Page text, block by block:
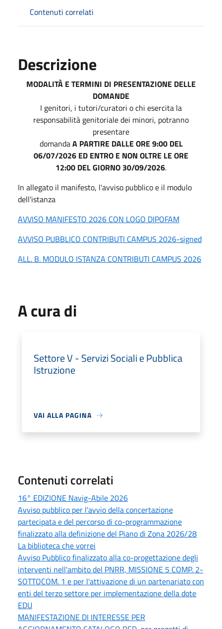
Contenuti correlati
Descrizione
MODALITÀ E TERMINI DI PRESENTAZIONE DELLE
DOMANDE
I genitori, i tutori/curatori o chi esercita la
responsabilità genitoriale dei minori, potranno
presentare
domandaA PARTIRE DALLE ORE 9:00 DEL
06/07/2026 ED ENTRO E NON OLTRE LE ORE
12:00 DEL GIORNO 30/09/2026.
In allegato il manifesto, l'avviso pubblico e il modulo
dell'istanza
AVVISO MANIFESTO 2026 CON LOGO DIPOFAM
AVVISO PUBBLICO CONTRIBUTI CAMPUS 2026-signed
ALL. B. MODULO ISTANZA CONTRIBUTI CAMPUS 2026
A cura di
Settore V - Servizi Sociali e Pubblica
Istruzione
VAI ALLA PAGINA
Contenuti correlati
16° EDIZIONE Navig-Abile 2026
Avviso pubblico per l'avvio della concertazione
partecipata e del percorso di co-programmazione
finalizzato alla definizione del Piano di Zona 2026/28
La biblioteca che vorrei
Avviso Pubblico finalizzato alla co-progettazione degli
interventi nell'ambito del PNRR, MISSIONE 5 COMP. 2-
SOTTOCOM. 1 e per l'attivazione di un partenariato con
enti del terzo settore per implementazione della dote
EDU
MANIFESTAZIONE DI INTERESSE PER